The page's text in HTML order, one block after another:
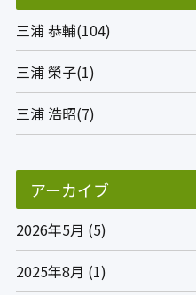
三浦 恭輔(104)
三浦 榮子(1)
三浦 浩昭(7)
アーカイブ
2026年5月 (5)
2025年8月 (1)